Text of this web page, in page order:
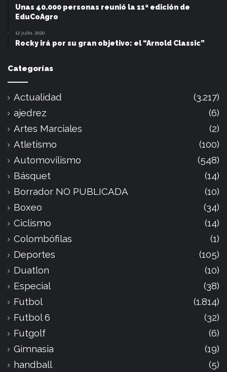
Unas 40.000 personas reunió la 11ª edición de
EduCoAgro
12 julio, 2020
Rocky irá por su gran objetivo: el “Arnold Classic”
Categorías
Actualidad
(3.217)
ajedrez
(6)
Artes Marciales
(2)
Atletismo
(100)
Automovilismo
(548)
Básquet
(14)
Borrador NO PUBLICADA
(10)
Boxeo
(34)
Ciclismo
(14)
Colombófilas
(1)
Deportes
(105)
Duatlon
(10)
Especial
(38)
Futbol
(1.814)
Futbol 6
(32)
Futgolf
(6)
Gimnasia
(19)
handball
(5)